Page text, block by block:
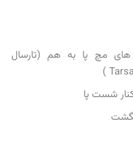
مچ پا به هم (تارسال
شست پا